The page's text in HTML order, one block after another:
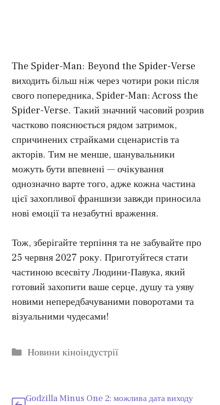
The Spider-Man: Beyond the Spider-Verse
виходить більш ніж через чотири роки після
свого попередника, Spider-Man: Across the
Spider-Verse. Такий значний часовий розрив
частково пояснюється рядом затримок,
спричинених страйками сценаристів та
акторів. Тим не менше, шанувальники
можуть бути впевнені — очікування
однозначно варте того, адже кожна частина
цієї захопливої франшизи завжди приносила
нові емоції та незабутні враження.
Тож, зберігайте терпіння та не забувайте про
25 червня 2027 року. Приготуйтеся стати
частиною всесвіту Людини-Павука, який
готовий захопити ваше серце, душу та уяву
новими непередбачуваними поворотами та
візуальними чудесами!
Категорії
Новини кіноіндустрії
Godzilla Minus One 2: можлива дата виходу